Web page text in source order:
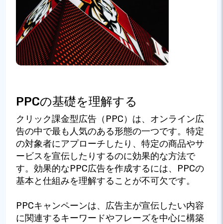
PPCの基礎を理解する
クリック課金型広告（PPC）は、オンライン広
告の中で最も人気のある形態の一つです。特定
の対象者にアプローチしたり、特定の商品やサ
ービスを宣伝したりするのに効果的な方法で
す。効果的なPPC広告を作成するには、PPCの
基本と仕組みを理解することが不可欠です。
PPCキャンペーンは、広告主が宣伝したい内容
に関連するキーワードやフレーズを中心に構築